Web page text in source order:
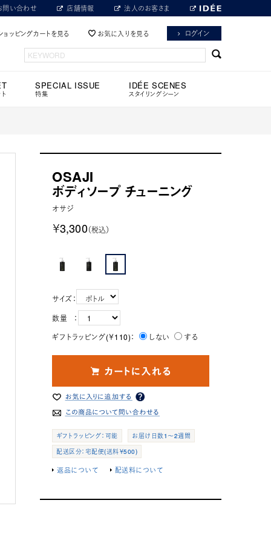
問い合わせ 店舗情報 法人のお客さま
ョッピングカートを見る お気に入りを見る ログイン
SPECIAL ISSUE
特集
IDÉE SCENES
スタイリングシーン
OSAJI
ボディソープ チューニング
オサジ
￥3,300（税込）
サイズ：
数量 ：
ギフトラッピング(￥110)：
しない する
ギフトラッピング：可能
お届け日数1～2週間
配送区分：宅配便(送料￥500)
返品について 配送料について